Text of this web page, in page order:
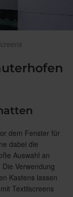
dem Fenster für
dabei die
Auswahl an
Verwendung
Kastens lassen
Textilscreens